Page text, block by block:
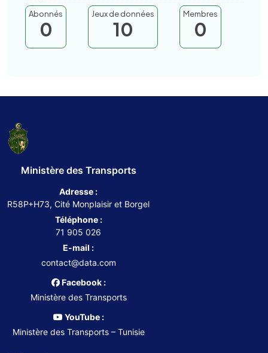
Abonnés
0
Jeux de données
10
Membres
0
Ministère des Transports
Adresse :
R58P+H73, Cité Monplaisir et Borgel
Téléphone :
71 905 026
E-mail :
contact@data.com
Facebook :
Ministère des Transports
YouTube :
Ministère des Transports – Tunisie